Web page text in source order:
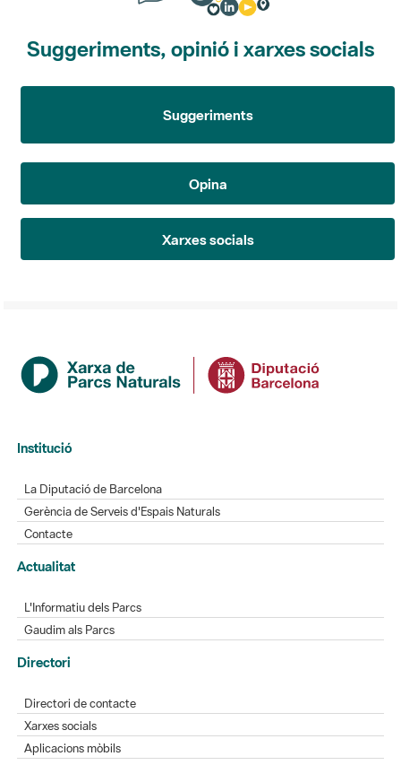
Suggeriments, opinió i xarxes socials
Suggeriments
Opina
Xarxes socials
Institució
La Diputació de Barcelona
Gerència de Serveis d'Espais Naturals
Contacte
Actualitat
L'Informatiu dels Parcs
Gaudim als Parcs
Directori
Directori de contacte
Xarxes socials
Aplicacions mòbils